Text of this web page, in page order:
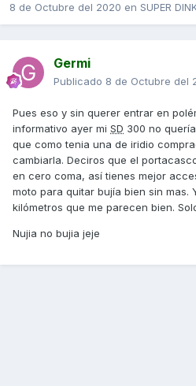
8 de Octubre del 2020 en SUPER
Germi
Publicado 8 de Octubre del
Pues eso y sin querer entrar en
informativo ayer mi SD 300 no
que como tenia una de iridio
cambiarla. Deciros que el
en cero coma, así tienes mejor
moto para quitar bujía bien sin mas.
kilómetros que me parecen bien.
Nujia no bujia jeje